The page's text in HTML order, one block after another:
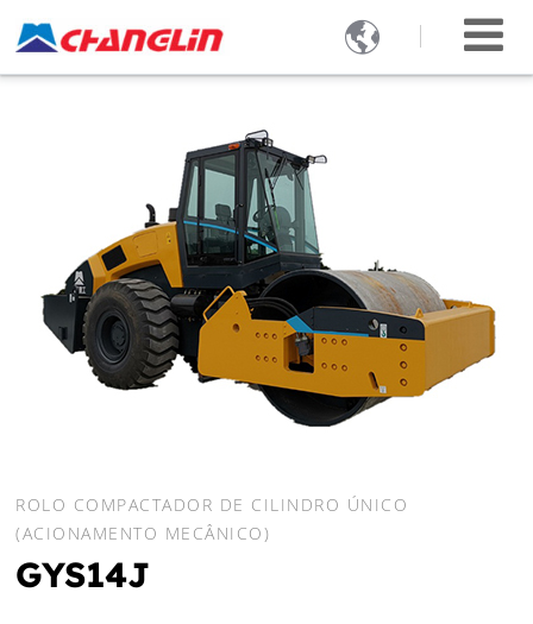

ROLO COMPACTADOR DE CILINDRO ÚNICO
(ACIONAMENTO MECÂNICO)
GYS14J